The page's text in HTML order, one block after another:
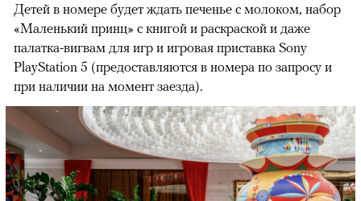
Детей в номере будет ждать печенье с молоком, набор
«Маленький принц» с книгой и раскраской и даже
палатка-вигвам для игр и игровая приставка Sony
PlayStation 5 (предоставляются в номера по запросу и
при наличии на момент заезда).